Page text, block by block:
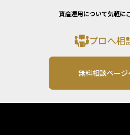
資産運用について気軽に
プロへ相
無料相談ページ